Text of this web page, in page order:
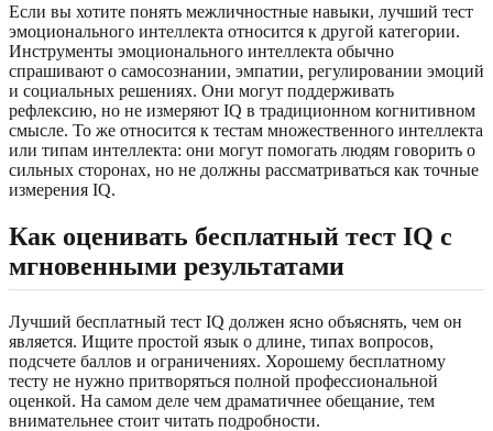
Если вы хотите понять межличностные навыки, лучший тест
эмоционального интеллекта относится к другой категории.
Инструменты эмоционального интеллекта обычно
спрашивают о самосознании, эмпатии, регулировании эмоций
и социальных решениях. Они могут поддерживать
рефлексию, но не измеряют IQ в традиционном когнитивном
смысле. То же относится к тестам множественного интеллекта
или типам интеллекта: они могут помогать людям говорить о
сильных сторонах, но не должны рассматриваться как точные
измерения IQ.
Как оценивать бесплатный тест IQ с
мгновенными результатами
Лучший бесплатный тест IQ должен ясно объяснять, чем он
является. Ищите простой язык о длине, типах вопросов,
подсчете баллов и ограничениях. Хорошему бесплатному
тесту не нужно притворяться полной профессиональной
оценкой. На самом деле чем драматичнее обещание, тем
внимательнее стоит читать подробности.